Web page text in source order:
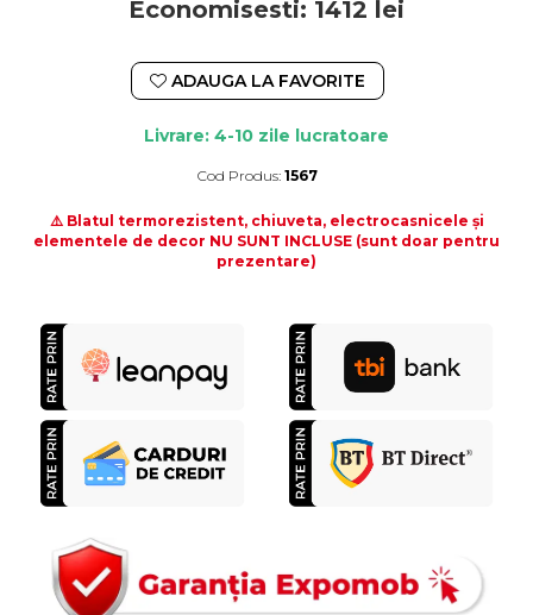
Economisesti: 1412 lei
ADAUGA LA FAVORITE
Livrare: 4-10 zile lucratoare
Cod Produs: 1567
⚠️ Blatul termorezistent, chiuveta, electrocasnicele și
elementele de decor NU SUNT INCLUSE (sunt doar pentru
prezentare)